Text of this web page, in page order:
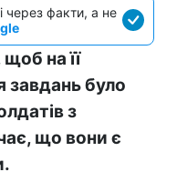
через факти, а не
на її
завдань було
з
що вони є